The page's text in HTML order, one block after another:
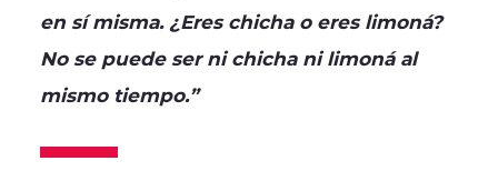
en sí misma. ¿Eres chicha o eres limoná?
No se puede ser ni chicha ni limoná al
mismo tiempo.”